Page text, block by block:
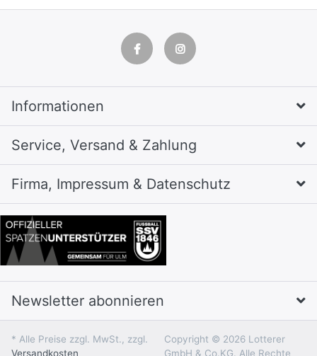
Informationen
Service, Versand & Zahlung
Firma, Impressum & Datenschutz
Newsletter abonnieren
* Alle Preise zzgl. MwSt., zzgl.
Versandkosten
Copyright © 2026 Lotterer
GmbH & Co.KG. Alle Rechte